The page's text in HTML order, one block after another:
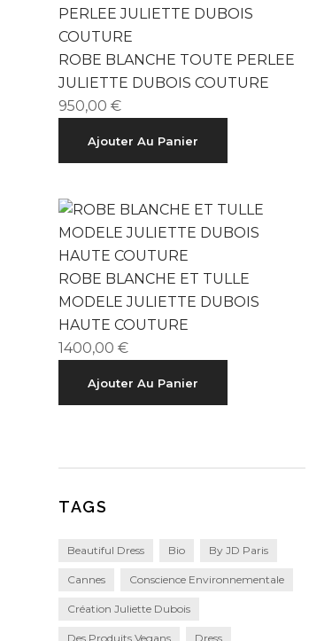
ROBE BLANCHE TOUTE PERLEE
JULIETTE DUBOIS COUTURE
950,00 €
Ajouter Au Panier
ROBE BLANCHE ET TULLE
MODELE JULIETTE DUBOIS
HAUTE COUTURE
1400,00 €
Ajouter Au Panier
TAGS
Beautiful Dress Bio By JD Paris
Cannes Conscience Environnementale
Création Juliette Dubois
Des Produits Vegans Dress